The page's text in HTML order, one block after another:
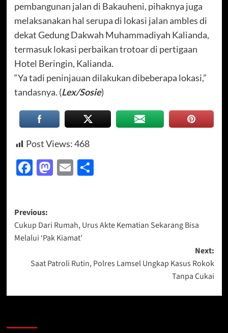
pembangunan jalan di Bakauheni, pihaknya juga
melaksanakan hal serupa di lokasi jalan ambles di
dekat Gedung Dakwah Muhammadiyah Kalianda,
termasuk lokasi perbaikan trotoar di pertigaan
Hotel Beringin, Kalianda.
“Ya tadi peninjauan dilakukan dibeberapa lokasi,”
tandasnya. (Lex/Sosie)
Post Views:468
Facebook
Mastodon
EmailShare
Post
navigation
Previous:
Cukup Dari Rumah, Urus Akte Kematian Sekarang Bisa
Melalui ‘Pak Kiamat’
Next:
Saat Patroli Rutin, Polres Lamsel Ungkap Kasus Rokok
Tanpa Cukai